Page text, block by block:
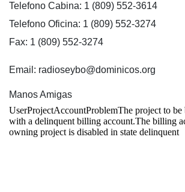
Telefono Cabina: 1 (809) 552-3614
Telefono Oficina: 1 (809) 552-3274
Fax: 1 (809) 552-3274
Email: radioseybo@dominicos.org
Manos Amigas